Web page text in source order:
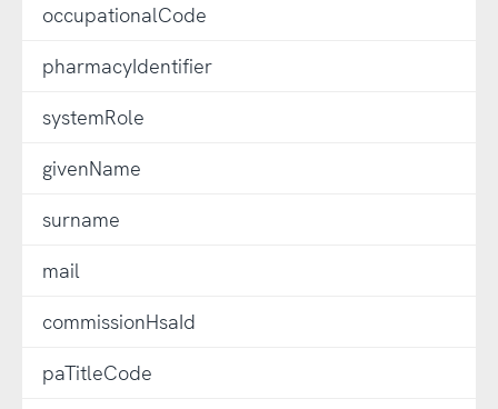
occupationalCode
pharmacyIdentifier
systemRole
givenName
surname
mail
commissionHsaId
paTitleCode